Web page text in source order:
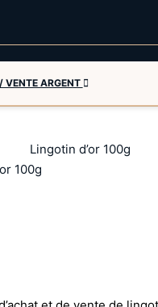
VENTE ARGENT
Lingotin d’or 100g
100g